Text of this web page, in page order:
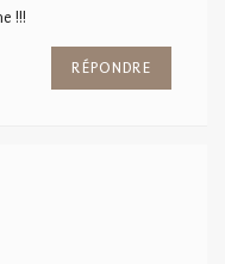
!!!
RÉPONDRE